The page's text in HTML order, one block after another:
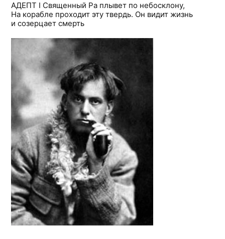
АДЕПТ I Священный Ра плывет по небосклону,
На корабле проходит эту твердь. Он видит жизнь
и созерцает смерть